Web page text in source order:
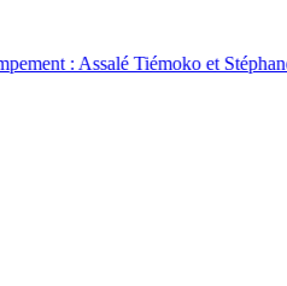
: Assalé Tiémoko et Stéphane